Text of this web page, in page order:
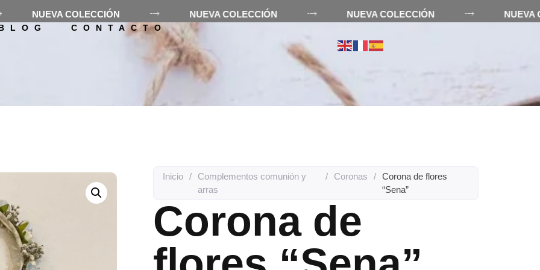
NUEVA COLECCIÓN NUEVA COLECCIÓN NUEVA COLECCIÓN
LOLÓ TIENDA
ALQUILER
CONTACTO
Inicio /
Complementos comunión y
arras
/ Coronas /
Corona de flores
“Sena”
Corona de